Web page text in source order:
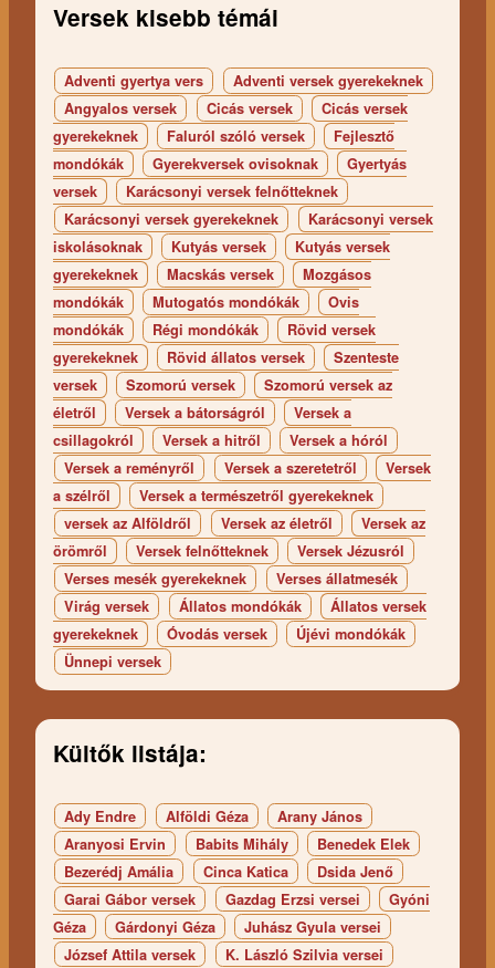
Versek kisebb témái
Adventi gyertya vers
Adventi versek gyerekeknek
Angyalos versek
Cicás versek
Cicás versek
gyerekeknek
Faluról szóló versek
Fejlesztő
mondókák
Gyerekversek ovisoknak
Gyertyás
versek
Karácsonyi versek felnőtteknek
Karácsonyi versek gyerekeknek
Karácsonyi versek
iskolásoknak
Kutyás versek
Kutyás versek
gyerekeknek
Macskás versek
Mozgásos
mondókák
Mutogatós mondókák
Ovis
mondókák
Régi mondókák
Rövid versek
gyerekeknek
Rövid állatos versek
Szenteste
versek
Szomorú versek
Szomorú versek az
életről
Versek a bátorságról
Versek a
csillagokról
Versek a hitről
Versek a hóról
Versek a reményről
Versek a szeretetről
Versek
a szélről
Versek a természetről gyerekeknek
versek az Alföldről
Versek az életről
Versek az
örömről
Versek felnőtteknek
Versek Jézusról
Verses mesék gyerekeknek
Verses állatmesék
Virág versek
Állatos mondókák
Állatos versek
gyerekeknek
Óvodás versek
Újévi mondókák
Ünnepi versek
Kültők listája:
Ady Endre Alföldi Géza
Arany János
Aranyosi Ervin
Babits Mihály
Benedek Elek
Bezerédj Amália
Cinca Katica
Dsida Jenő
Garai Gábor versek
Gazdag Erzsi versei
Gyóni
Géza
Gárdonyi Géza
Juhász Gyula versei
József Attila versek
K. László Szilvia versei